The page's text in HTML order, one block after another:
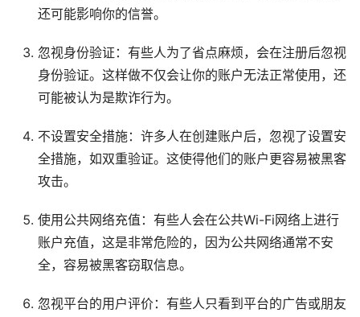
还可能影响你的信誉。
忽视身份验证：有些人为了省点麻烦，会在注册后忽视
身份验证。这样做不仅会让你的账户无法正常使用，还
可能被认为是欺诈行为。
不设置安全措施：许多人在创建账户后，忽视了设置安
全措施，如双重验证。这使得他们的账户更容易被黑客
攻击。
使用公共网络充值：有些人会在公共Wi-Fi网络上进行
账户充值，这是非常危险的，因为公共网络通常不安
全，容易被黑客窃取信息。
忽视平台的用户评价：有些人只看到平台的广告或朋友